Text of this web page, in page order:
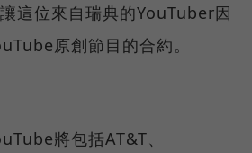
這位來自瑞典的YouTuber因
原創節目的合約。
將包括AT&T、